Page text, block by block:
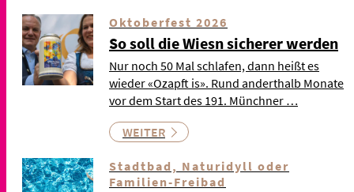
Oktoberfest 2026
So soll die Wiesn sicherer werden
Nur noch 50 Mal schlafen, dann heißt es
wieder «Ozapft is». Rund anderthalb Monate
vor dem Start des 191. Münchner …
WEITER
Stadtbad, Naturidyll oder
Familien-Freibad